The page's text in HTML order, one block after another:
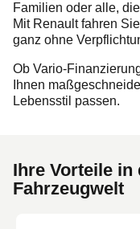
Familien oder alle,
Mit Renault fahren
ganz ohne
Ob Vario-
Ihnen
Lebensstil passen.
Ihre Vorteile in
Fahrzeugwelt